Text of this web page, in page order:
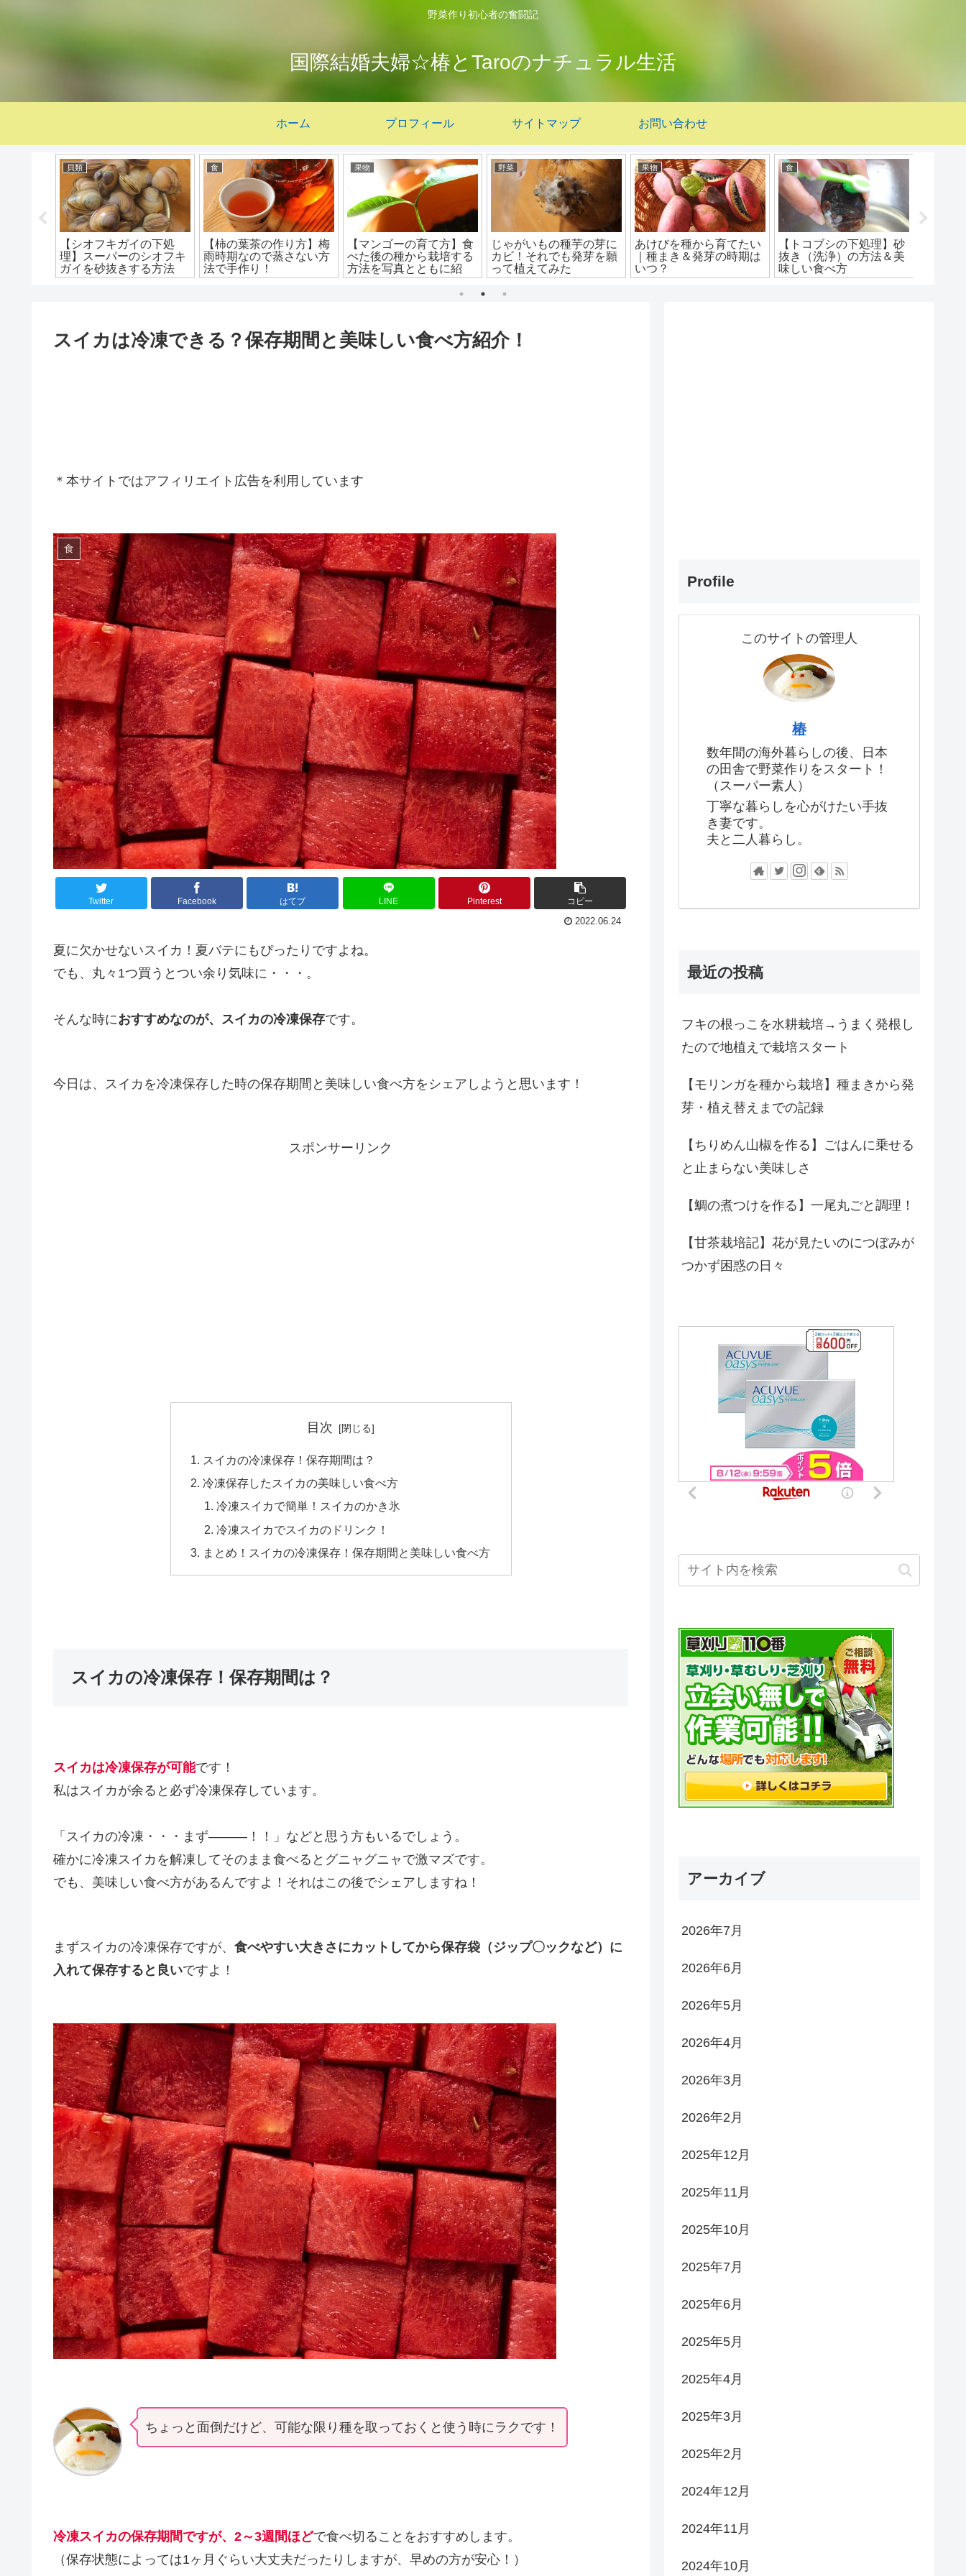
野菜作り初心者の奮闘記
国際結婚夫婦☆椿とTaroのナチュラル生活
ホーム プロフィール サイトマップ お問い合わせ
貝類
【シオフキガイの下処
理】スーパーのシオフキ
ガイを砂抜きする方法
食
【柿の葉茶の作り方】梅
雨時期なので蒸さない方
法で手作り！
果物
【マンゴーの育て方】食
べた後の種から栽培する
方法を写真とともに紹
介！
野菜
じゃがいもの種芋の芽に
カビ！それでも発芽を願
って植えてみた
果物
あけびを種から育てたい
｜種まき＆発芽の時期は
いつ？
食
【トコブシの下処理】砂
抜き（洗浄）の方法＆美
味しい食べ方
スイカは冷凍できる？保存期間と美味しい食べ方紹介！
＊本サイトではアフィリエイト広告を利用しています
食
Twitter Facebook はてブ LINE Pinterest コピー
2022.06.24
夏に欠かせないスイカ！夏バテにもぴったりですよね。
でも、丸々1つ買うとつい余り気味に・・・。
そんな時におすすめなのが、スイカの冷凍保存です。
今日は、スイカを冷凍保存した時の保存期間と美味しい食べ方をシェアしようと思います！
スポンサーリンク
目次
スイカの冷凍保存！保存期間は？
冷凍保存したスイカの美味しい食べ方
冷凍スイカで簡単！スイカのかき氷
冷凍スイカでスイカのドリンク！
まとめ！スイカの冷凍保存！保存期間と美味しい食べ方
スイカの冷凍保存！保存期間は？
スイカは冷凍保存が可能です！
私はスイカが余ると必ず冷凍保存しています。
「スイカの冷凍・・・まず―――！！」などと思う方もいるでしょう。
確かに冷凍スイカを解凍してそのまま食べるとグニャグニャで激マズです。
でも、美味しい食べ方があるんですよ！それはこの後でシェアしますね！
まずスイカの冷凍保存ですが、 食べやすい大きさにカットしてから保存袋（ジップ〇ックなど）に
入れて保存すると良いですよ！
ちょっと面倒だけど、可能な限り種を取っておくと使う時にラクです！
冷凍スイカの保存期間ですが、2～3週間ほどで食べ切ることをおすすめします。
（保存状態によっては1ヶ月ぐらい大丈夫だったりしますが、早めの方が安心！）
Profile
このサイトの管理人
椿
数年間の海外暮らしの後、日本
の田舎で野菜作りをスタート！
（スーパー素人）
丁寧な暮らしを心がけたい手抜
き妻です。
夫と二人暮らし。
最近の投稿
フキの根っこを水耕栽培→うまく発根し
たので地植えで栽培スタート
【モリンガを種から栽培】種まきから発
芽・植え替えまでの記録
【ちりめん山椒を作る】ごはんに乗せる
と止まらない美味しさ
【鯛の煮つけを作る】一尾丸ごと調理！
【甘茶栽培記】花が見たいのにつぼみが
つかず困惑の日々
アーカイブ
2026年7月
2026年6月
2026年5月
2026年4月
2026年3月
2026年2月
2025年12月
2025年11月
2025年10月
2025年7月
2025年6月
2025年5月
2025年4月
2025年3月
2025年2月
2024年12月
2024年11月
2024年10月